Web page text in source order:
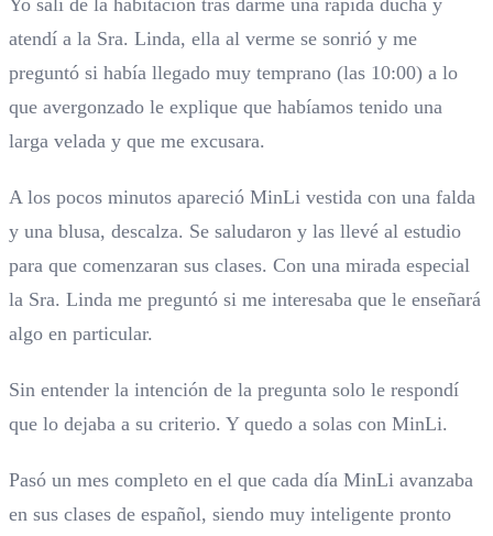
atendí a la Sra. Linda, ella al verme se sonrió y me
preguntó si había llegado muy temprano (las 10:00) a lo
que avergonzado le explique que habíamos tenido una
larga velada y que me excusara.
A los pocos minutos apareció MinLi vestida con una falda
y una blusa, descalza. Se saludaron y las llevé al estudio
para que comenzaran sus clases. Con una mirada especial
la Sra. Linda me preguntó si me interesaba que le enseñará
algo en particular.
Sin entender la intención de la pregunta solo le respondí
que lo dejaba a su criterio. Y quedo a solas con MinLi.
Pasó un mes completo en el que cada día MinLi avanzaba
en sus clases de español, siendo muy inteligente pronto